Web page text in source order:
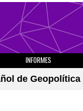
INFORMES
de Geopolítica